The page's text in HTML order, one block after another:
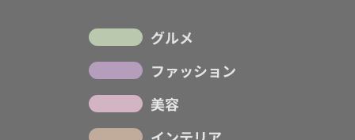
グルメ
ファッション
美容